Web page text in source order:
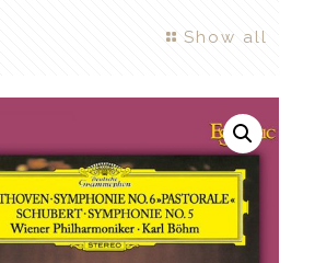
Show all